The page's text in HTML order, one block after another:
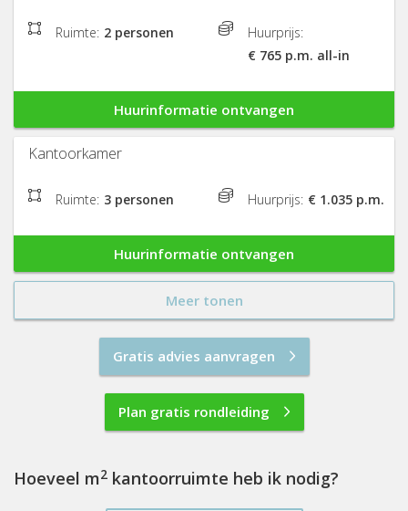
Ruimte: 2 personen
Huurprijs:
€ 765 p.m. all-in
Huurinformatie ontvangen
Kantoorkamer
Ruimte: 3 personen Huurprijs: € 1.035 p.m.
Huurinformatie ontvangen
Meer tonen
Gratis advies aanvragen
Plan gratis rondleiding
Hoeveel m2 kantoorruimte heb ik nodig?